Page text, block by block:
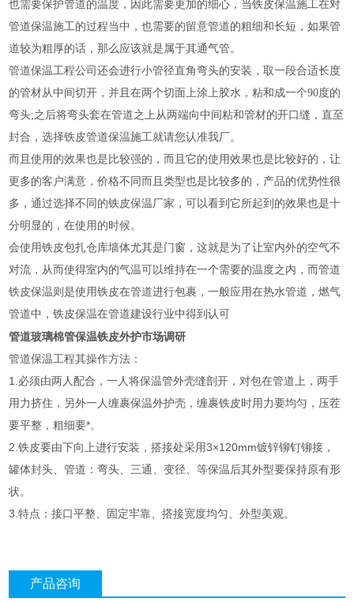
也需要保护管道的温度，因此需要更加的细心，当铁皮保温施工在对
管道保温施工的过程当中，也需要的留意管道的粗细和长短，如果管
道较为粗厚的话，那么应该就是属于其通气管。
管道保温工程公司还会进行小管径直角弯头的安装，取一段合适长度
的管材从中间切开，并且在两个切面上涂上胶水，粘和成一个90度的
弯头;之后将弯头套在管道之上从两端向中间粘和管材的开口缝，直至
封合，选择铁皮管道保温施工就请您认准我厂。
而且使用的效果也是比较强的，而且它的使用效果也是比较好的，让
更多的客户满意，价格不同而且类型也是比较多的，产品的优势性很
多，通过选择不同的铁皮保温厂家，可以看到它所起到的效果也是十
分明显的，在使用的时候。
会使用铁皮包扎仓库墙体尤其是门窗，这就是为了让室内外的空气不
对流，从而使得室内的气温可以维持在一个需要的温度之内，而管道
铁皮保温则是使用铁皮在管道进行包裹，一般应用在热水管道，燃气
管道中，铁皮保温在管道建设行业中得到认可
管道玻璃棉管保温铁皮外护市场调研
管道保温工程其操作方法：
1.必须由两人配合，一人将保温管外壳缝剖开，对包在管道上，两手
用力挤住，另外一人缠裹保温外护壳，缠裹铁皮时用力要均匀，压茬
要平整，粗细要*。
2.铁皮要由下向上进行安装，搭接处采用3×120mm镀锌铆钉铆接，
罐体封头、管道：弯头、三通、变径、等保温后其外型要保持原有形
状。
3.特点：接口平整、固定牢靠、搭接宽度均匀、外型美观。
产品咨询